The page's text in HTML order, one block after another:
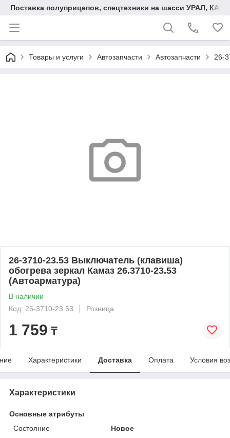
Поставка полуприцепов, спецтехники на шасси УРАЛ,
Товары и услуги Автозапчасти Автозапчасти 26-
26-3710-23.53 Выключатель (клавиша)
обогрева зеркал Камаз 26.3710-23.53
(Автоарматура)
В наличии
Код: 26-3710-23.53
Розница
1 759 ₸
Характеристики Доставка Оплата Условия
Характеристики
Основные атрибуты
Состояние
Новое